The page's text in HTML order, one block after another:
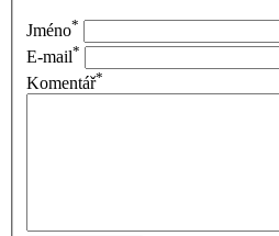
Jméno*
E-mail*
Komentář*